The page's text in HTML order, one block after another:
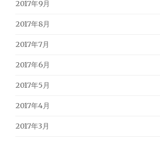
2017年9月
2017年8月
2017年7月
2017年6月
2017年5月
2017年4月
2017年3月